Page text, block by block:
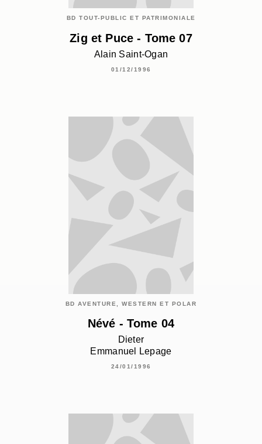
BD TOUT-PUBLIC ET PATRIMONIALE
Zig et Puce - Tome 07
Alain Saint-Ogan
01/12/1996
BD AVENTURE, WESTERN ET POLAR
Névé - Tome 04
Dieter
Emmanuel Lepage
24/01/1996